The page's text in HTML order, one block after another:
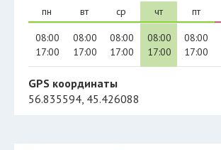
пн
08:00
17:00
вт
08:00
17:00
ср
08:00
17:00
чт
08:00
17:00
пт
08:00
17:00
GPS координаты
56.835594, 45.426088